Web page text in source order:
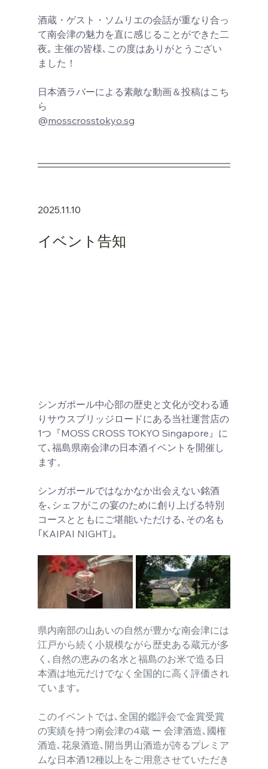
酒蔵・ゲスト・ソムリエの会話が重なり合っ
て南会津の魅力を直に感じることができた二
夜｡ 主催の皆様､この度はありがとうござい
ました！
日本酒ラバーによる素敵な動画＆投稿はこち
ら
@mosscrosstokyo.sg
2025.11.10
イベント告知
シンガポール中心部の歴史と文化が交わる通
りサウスブリッジロードにある当社運営店の
1つ『MOSS CROSS TOKYO Singapore』に
て､福島県南会津の日本酒イベントを開催し
ます。
シンガポールではなかなか出会えない銘酒
を､シェフがこの宴のために創り上げる特別
コースとともにご堪能いただける､その名も
｢KAIPAI NIGHT｣｡
県内南部の山あいの自然が豊かな南会津には
江戸から続く小規模ながら歴史ある蔵元が多
く､自然の恵みの名水と福島のお米で造る日
本酒は地元だけでなく全国的に高く評価され
ています｡
このイベントでは､全国的鑑評会で金賞受賞
の実績を持つ南会津の4蔵 ー 会津酒造､國権
酒造､花泉酒造､開当男山酒造が誇るプレミア
ムな日本酒12種以上をご用意させていただき